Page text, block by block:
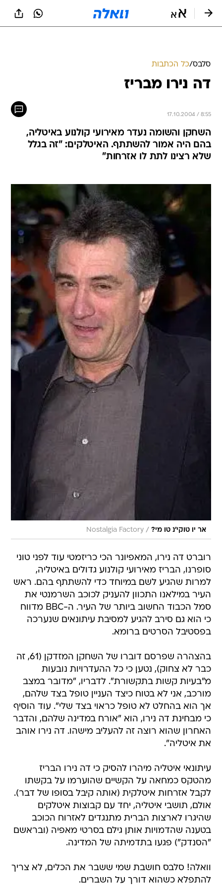
סלבס/כל הכתבות
דה נירו מבריז
17.10.2004 / 8:55
השחקן והשומה נעדר מאירועי קולנוע באיטליה,
בהם היה אמור להשתתף. האיטלקים: "זה בגלל
שלא רצינו לתת לו אזרחות"
אר יו טוקי'נ טו מי? /
Nostalgia Factory
רוברט דה נירו, המאפיונר הכי כריזמטי עוד לפני טוני
סופרנו, הבריז מאירועי קולנוע גדולים באיטליה,
למרות שהגיע לשם במיוחד כדי להשתתף בהם. ראש
העיר במילאנו התכוון להעניק לכוכב השרמנטי את
סמל הכבוד החשוב ביותר של העיר. ה-BBC מדווח
כי הוא גם סירב להגיע למסיבת עיתונאים שנערכה
בפסטיבל הסרטים ברומא.
בהצהרה שפרסם דוברו של השחקן המזדקן (61, זה
כבר לא צחוק), נטען כי כל ההעדרויות נובעות
מ"בעיות קשות בתקשורת". לדבריו, "מדובר במצב
מורכב, אני לא בטוח כיצד העניין טופל בצד שלהם,
אך הוא בהחלט לא טופל כראוי בצד שלי". עוד הוסיף
כי מבחינת דה נירו, הוא "אורח במדינה שלהם, והדבר
האחרון שהוא רוצה זה להעליב מישהו. דה נירו אוהב
את איטליה".
עיתונאי איטליה מיהרו להסיק כי דה נירו הבריז
מהטקס כמחאה על הקשיים שהוערמו על בקשתו
לקבל אזרחות איטלקית (אותה קיבל בסופו של דבר).
אולם, תושבי איטליה, יחד עם קבוצות איטלקים
שהיגרו לארצות הברית מתנגדים לאזרוח הכוכב
בטענה שהדמויות אותן גילם בסרטי מאפיה (ובראשם
"הסנדק") פגעו בתדמיתה של המדינה.
וואלה! סלבס חושבת שמי ששבר את הכלים, לא צריך
להתפלא כשהוא דורך על השברים.